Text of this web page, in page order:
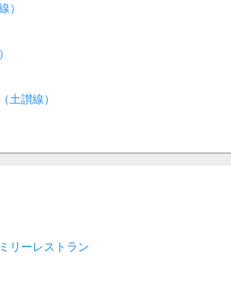
）
土讃線）
リーレストラン